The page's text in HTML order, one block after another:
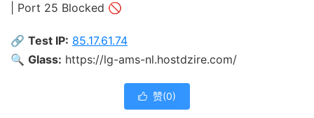
| Port 25 Blocked 🚫
🔗 Test IP: 85.17.61.74
🔍 Glass: https://lg-ams-nl.hostdzire.com/
 赞(0)